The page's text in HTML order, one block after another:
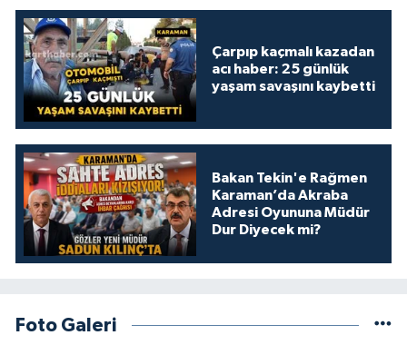
Çarpıp kaçmalı kazadan
acı haber: 25 günlük
yaşam savaşını kaybetti
Bakan Tekin'e Rağmen
Karaman’da Akraba
Adresi Oyununa Müdür
Dur Diyecek mi?
Foto Galeri